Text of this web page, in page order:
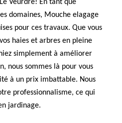
Veurdre! En tant que
domaines, Mouche elagage
pour ces travaux. Que vous
haies et arbres en pleine
simplement à améliorer
nous sommes là pour vous
à un prix imbattable. Nous
professionnalisme, ce qui
jardinage.